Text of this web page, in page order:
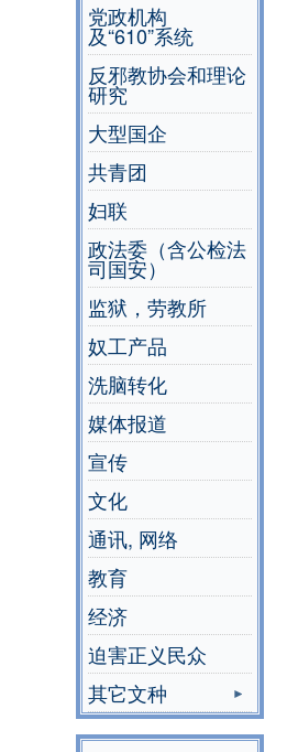
党政机构
及“610”系统
反邪教协会和理论
研究
大型国企
共青团
妇联
政法委（含公检法
司国安）
监狱，劳教所
奴工产品
洗脑转化
媒体报道
宣传
文化
通讯, 网络
教育
经济
迫害正义民众
其它文种